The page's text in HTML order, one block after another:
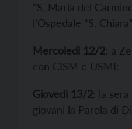
“S. Maria del
l’Ospedale “S.
Mercoledì 12/2: a
con CISM e USMI:
Giovedì 13/2: la
giovani la Parola di